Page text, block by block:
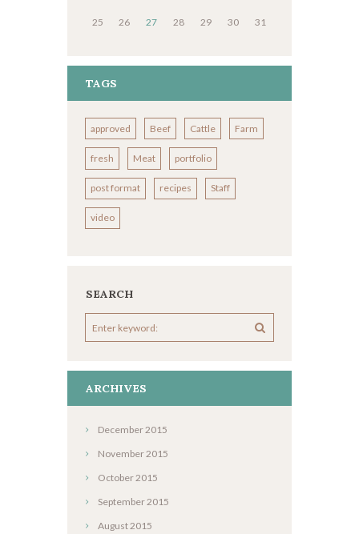
25 26 27 28 29 30 31
TAGS
approved Beef Cattle Farm
fresh Meat portfolio
post format recipes Staff
video
SEARCH
ARCHIVES
December2015
November2015
October2015
September2015
August2015